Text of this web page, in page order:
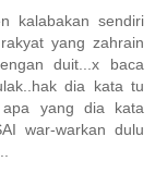
kalabakan sendiri
yang zahrain
duit...x baca
dia kata tu
yang dia kata
war-warkan dulu